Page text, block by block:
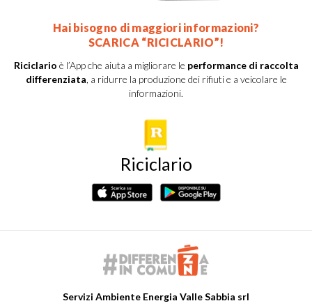
Hai bisogno di maggiori informazioni?
SCARICA “RICICLARIO”!
Riciclario è l’App che aiuta a migliorare le performance di raccolta
differenziata, a ridurre la produzione dei rifiuti e a veicolare le
informazioni.
Riciclario
Servizi Ambiente Energia Valle Sabbia srl